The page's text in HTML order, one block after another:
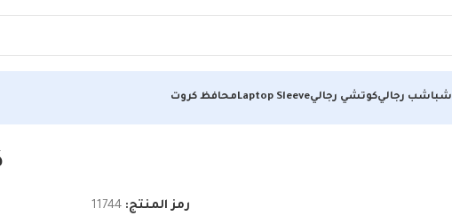
شباشب رجاليكوتشي رجاليLaptop Sleeveمحافظ كروت
رمز المنتج: 11744